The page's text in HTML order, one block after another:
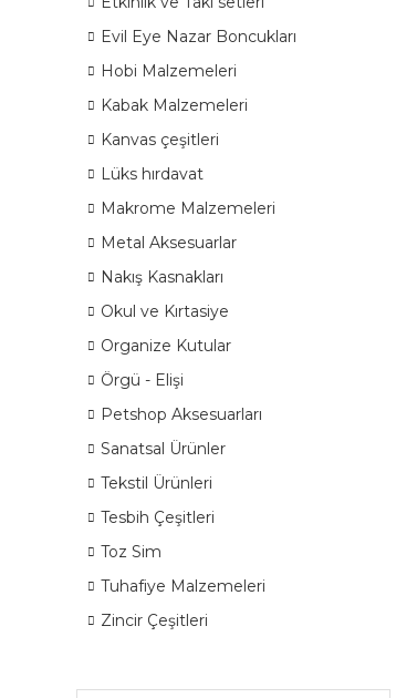
Evil Eye Nazar Boncukları
Hobi Malzemeleri
Kabak Malzemeleri
Kanvas çeşitleri
Lüks hırdavat
Makrome Malzemeleri
Metal Aksesuarlar
Nakış Kasnakları
Okul ve Kırtasiye
Organize Kutular
Örgü - Elişi
Petshop Aksesuarları
Sanatsal Ürünler
Tekstil Ürünleri
Tesbih Çeşitleri
Toz Sim
Tuhafiye Malzemeleri
Zincir Çeşitleri